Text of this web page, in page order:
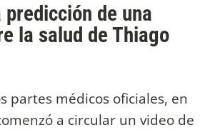
de una
la salud de Thiago
partes médicos oficiales, en
a circular un video de